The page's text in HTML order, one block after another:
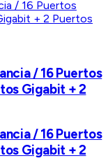
/ 16 Puertos
Gigabit + 2
/ 16 Puertos
Gigabit + 2